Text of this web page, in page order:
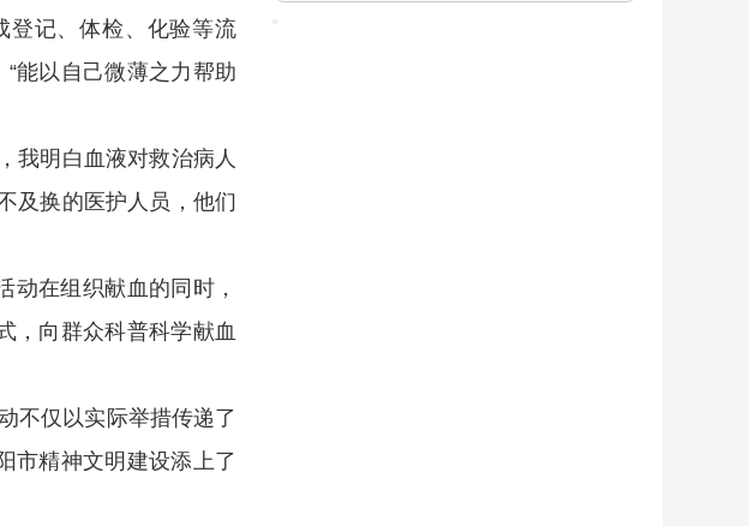
登记、体检、化验等流
能以自己微薄之力帮助
我明白血液对救治病人
及换的医护人员，他们
在组织献血的同时，
，向群众科普科学献血
不仅以实际举措传递了
市精神文明建设添上了